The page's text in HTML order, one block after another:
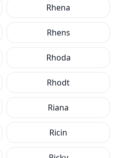
Rhena
Rhens
Rhoda
Rhodt
Riana
Ricin